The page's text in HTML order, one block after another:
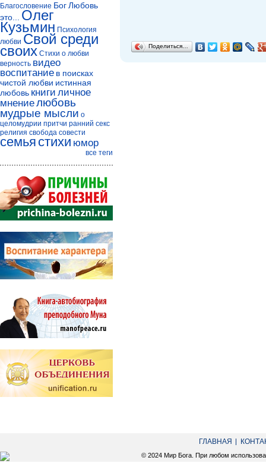
Поделиться…
Благословение БогЛюбовь
это...
Олег
Кузьмин Психология
любви Свой среди
своих Стихи о любви
верность видео
воспитание в поисках
чистой любви истинная
любовь книги личное
мнениелюбовь
мудрые мысли о
целомудрии притчи ранний секс
религия свобода совести
семья стихи юмор
все теги
ГЛАВНАЯ
© 2024 Мир Бога. При любом